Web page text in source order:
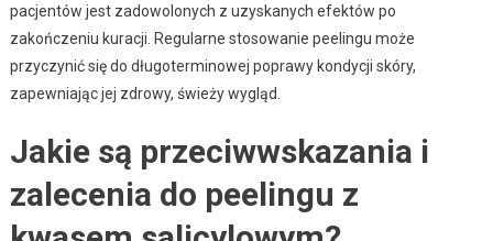
pacjentów jest zadowolonych z uzyskanych efektów po
zakończeniu kuracji. Regularne stosowanie peelingu może
przyczynić się do długoterminowej poprawy kondycji skóry,
zapewniając jej zdrowy, świeży wygląd.
Jakie są przeciwwskazania i
zalecenia do peelingu z